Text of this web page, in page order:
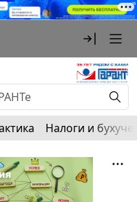
Налоги и